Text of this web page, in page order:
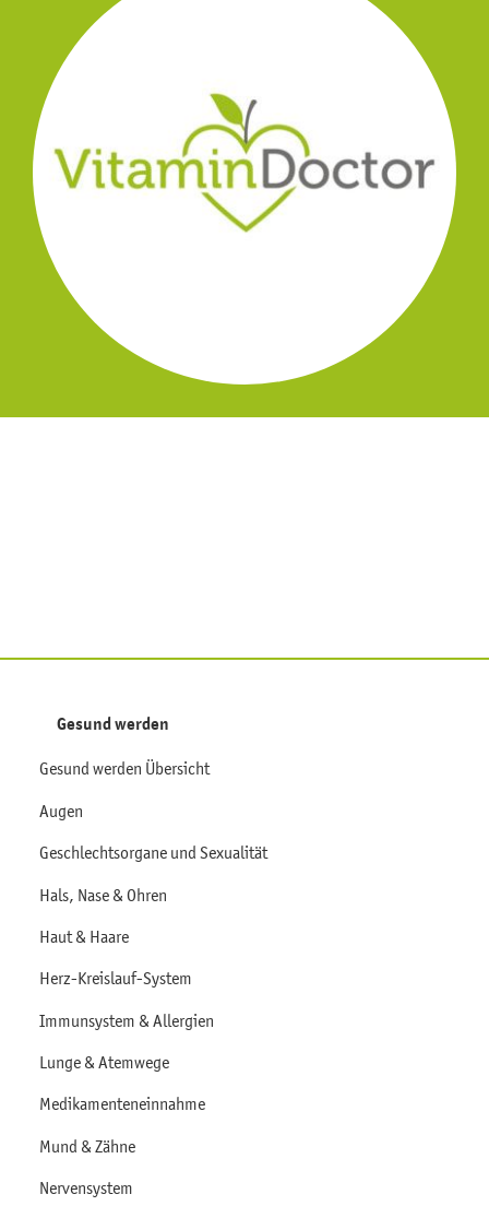
Gesund werden
Gesund werden Übersicht
Augen
Geschlechtsorgane und Sexualität
Hals, Nase & Ohren
Haut & Haare
Herz-Kreislauf-System
Immunsystem & Allergien
Lunge & Atemwege
Medikamenteneinnahme
Mund & Zähne
Nervensystem